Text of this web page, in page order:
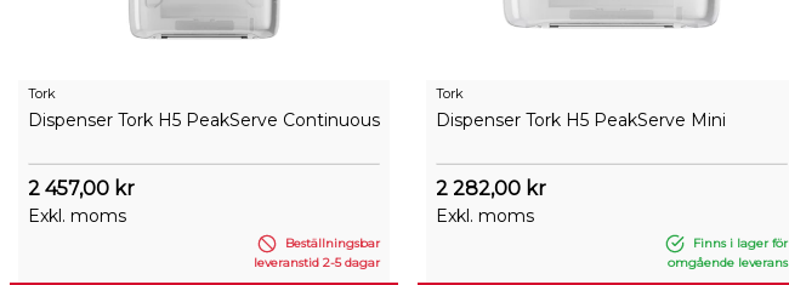
Tork
Dispenser Tork H5 PeakServe Continuous
2 457,00 kr
Exkl. moms
Beställningsbar
leveranstid 2-5 dagar
Tork
Dispenser Tork H5 PeakServe Mini
2 282,00 kr
Exkl. moms
Finns i lager för
omgående leverans